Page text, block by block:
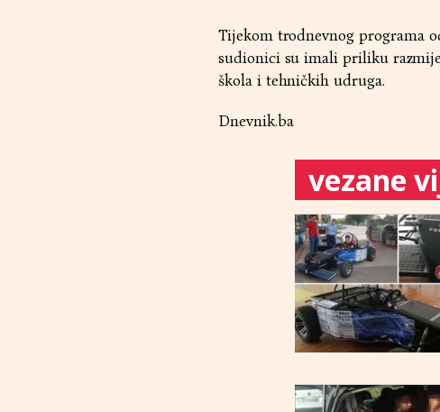
Tijekom trodnevnog programa
sudionici su imali priliku
škola i tehničkih udruga.
Dnevnik.ba
vezane